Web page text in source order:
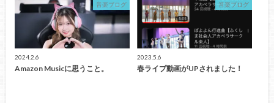
音楽ブログ
2024.2.6
Amazon Musicに思うこと。
音楽ブログ
2023.5.6
春ライブ動画がUPされました！